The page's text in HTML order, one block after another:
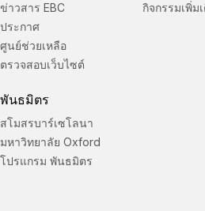
ข่าวสาร EBC
ประกาศ
ศูนย์ช่วยเหลือ
ตรวจสอบเว็บไซต์
พันธมิตร
สโมสรบาร์เซโลนา
มหาวิทยาลัย Oxford
โปรแกรม พันธมิตร
กิจกรรมเพิ่ม